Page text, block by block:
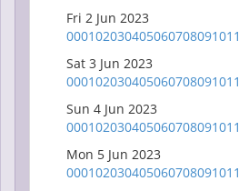
Fri 2 Jun 2023
000102030405060708091011
Sat 3 Jun 2023
000102030405060708091011
Sun 4 Jun 2023
000102030405060708091011
Mon 5 Jun 2023
000102030405060708091011